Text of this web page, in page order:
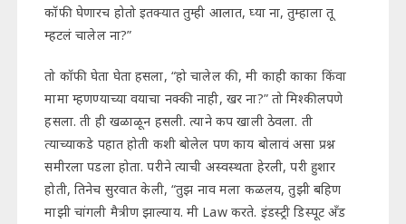
कॉफी घेणारच होतो इतक्यात तुम्ही आलात, घ्या ना, तुम्हाला तू
म्हटलं चालेल ना?”
तो कॉफी घेता घेता हसला, “हो चालेल की, मी काही काका किंवा
मामा म्हणण्याच्या वयाचा नक्की नाही, खर ना?” तो मिश्कीलपणे
हसला. ती ही खळाळून हसली. त्याने कप खाली ठेवला. ती
त्याच्याकडे पहात होती कशी बोलेल पण काय बोलावं असा प्रश्न
समीरला पडला होता. परीने त्याची अस्वस्थता हेरली, परी हुशार
होती, तिनेच सुरवात केली, “तुझ नाव मला कळलय, तुझी बहिण
माझी चांगली मैत्रीण झाल्याय. मी Law करते. इंडस्ट्री डिस्पूट अँड